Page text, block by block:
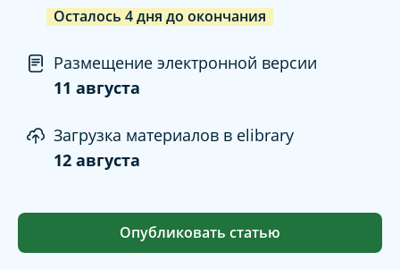
Осталось 4дня до окончания
Размещение электронной версии
11 августа
Загрузка материалов в elibrary
12 августа
Опубликовать статью